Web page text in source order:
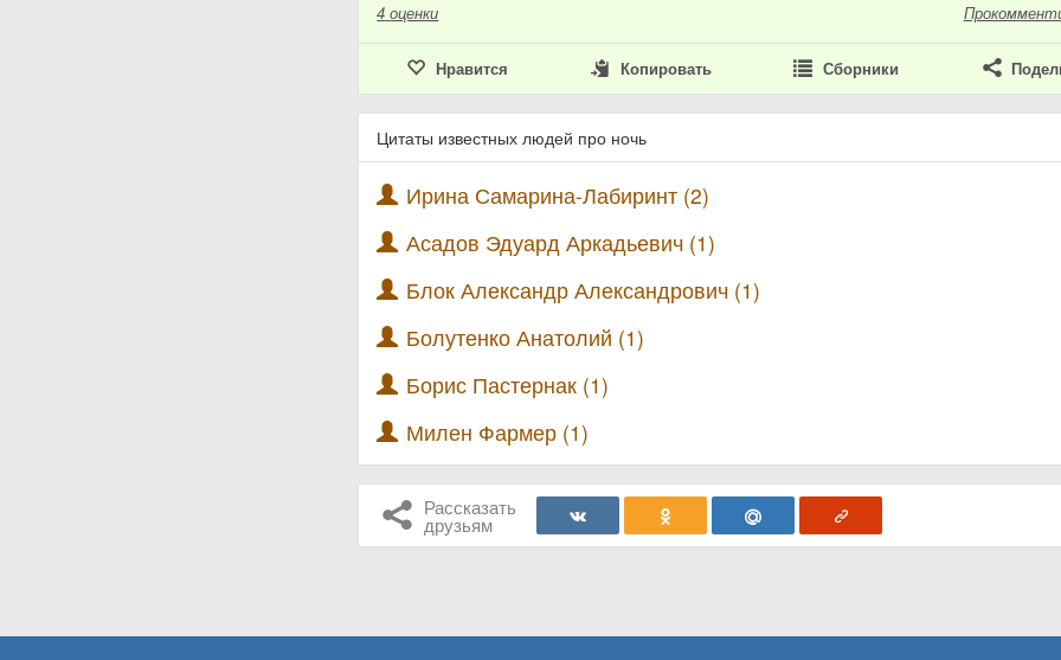
4 оценки
Нравится Копировать Сборники
Цитаты известных людей про ночь
Ирина Самарина-Лабиринт (2)
Асадов Эдуард Аркадьевич (1)
Блок Александр Александрович (1)
Болутенко Анатолий (1)
Борис Пастернак (1)
Милен Фармер (1)
Рассказать
друзьям